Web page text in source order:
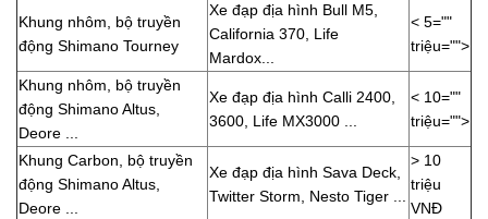
Khung nhôm, bộ truyền
động Shimano Tourney
Xe đạp địa hình Bull M5,
California 370, Life
Mardox...
< 5=""
triệu="">
Khung nhôm, bộ truyền
động Shimano Altus,
Deore ...
Xe đạp địa hình Calli 2400,
3600, Life MX3000 ...
< 10=""
triệu="">
Khung Carbon, bộ truyền
động Shimano Altus,
Deore ...
Xe đạp địa hình Sava Deck,
Twitter Storm, Nesto Tiger ...
> 10
triệu
VNĐ